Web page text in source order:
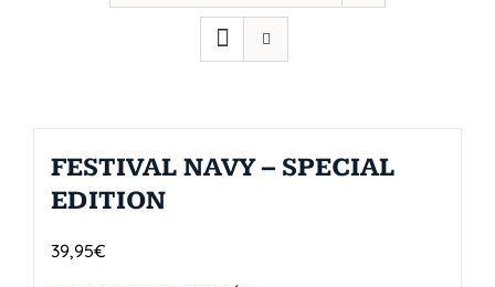
FESTIVAL NAVY – SPECIAL
EDITION
39,95€